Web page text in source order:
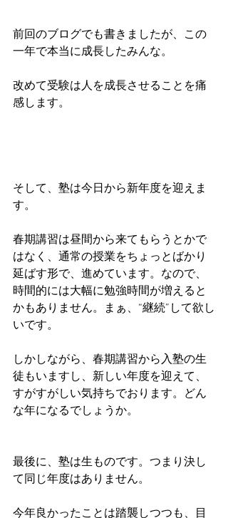
前回のブログでも書きましたが、この
一年で本当に成長したみんな。
改めて受験は人を成長させることを痛
感します。
そして、塾は今日から新年度を迎えま
す。
春期講習は昼間から来てもらうとかで
はなく、通常の授業をちょっとばかり
延ばす形で、進めています。なので、
時間的には大幅に勉強時間が増えると
かもありません。まぁ、“継続”して欲し
いです。
しかしながら、春期講習から入塾の生
徒もいますし、新しい年度を迎えて、
すがすがしい気持ちでおります。どん
な年になるでしょうか。
最後に、塾は生ものです。つまり決し
て同じ年度はありません。
今年良かったことは踏襲しつつも、目